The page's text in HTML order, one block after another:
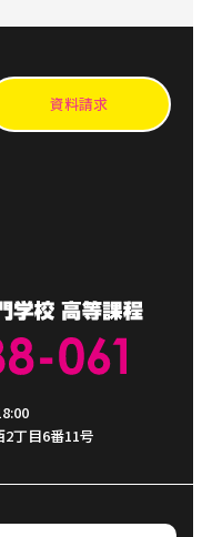
資料請求
2丁目6番11号